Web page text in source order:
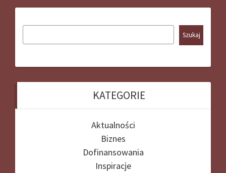
Szukaj
KATEGORIE
Aktualności
Biznes
Dofinansowania
Inspiracje